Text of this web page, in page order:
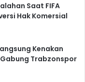
Saat FIFA
Hak Komersial
Kenakan
Trabzonspor